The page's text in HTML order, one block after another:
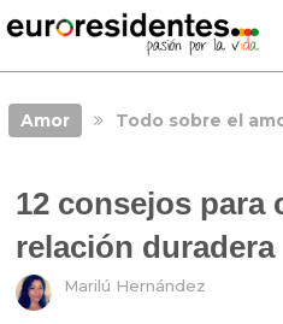
Amor Todo sobre el
12 consejos para
relación duradera
Marilú Hernández